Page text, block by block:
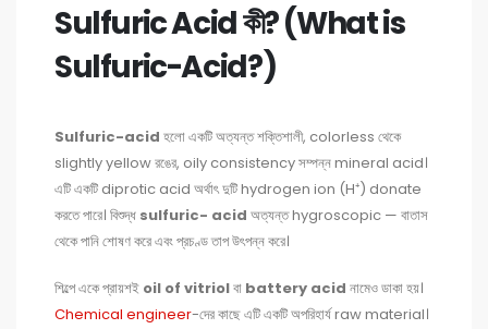
Sulfuric Acid কী? (What is
Sulfuric-Acid?)
Sulfuric-acid হলো একটি অত্যন্ত শক্তিশালী, colorless থেকে
slightly yellow রঙের, oily consistency সম্পন্ন mineral acid।
এটি একটি diprotic acid অর্থাৎ দুটি hydrogen ion (H⁺) donate
করতে পারে। বিশুদ্ধ sulfuric- acid অত্যন্ত hygroscopic — বাতাস
থেকে পানি শোষণ করে এবং প্রচণ্ড তাপ উৎপন্ন করে।
শিল্পে একে প্রায়শই oil of vitriolবা battery acid নামেও ডাকা হয়।
Chemical engineer-দের কাছে এটি একটি অপরিহার্য raw material।